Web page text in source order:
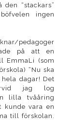
“stackars”
ingen
pedagoger
på att en
EmmaLi (som
“Nu ska
dagar! Det
jag log
lilla tvååring
kunde vara en
till förskolan.